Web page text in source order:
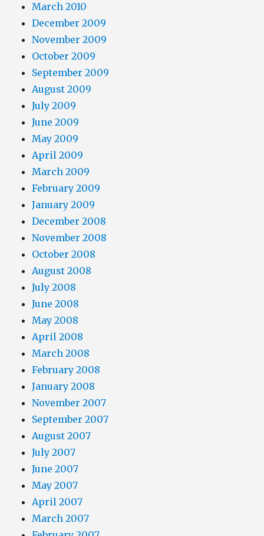
March 2010
December 2009
November 2009
October 2009
September 2009
August 2009
July 2009
June 2009
May 2009
April 2009
March 2009
February 2009
January 2009
December 2008
November 2008
October 2008
August 2008
July 2008
June 2008
May 2008
April 2008
March 2008
February 2008
January 2008
November 2007
September 2007
August 2007
July 2007
June 2007
May 2007
April 2007
March 2007